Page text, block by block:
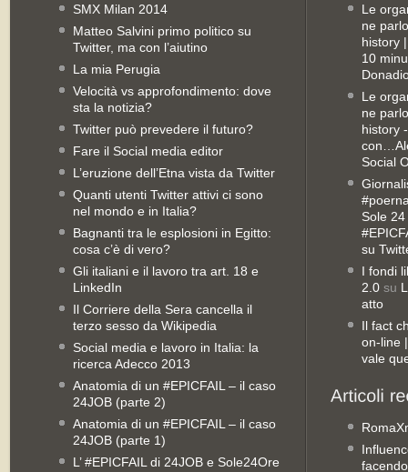
SMX Milan 2014
Matteo Salvini primo politico su
Twitter, ma con l’aiutino
La mia Perugia
Velocità vs approfondimento: dove
sta la notizia?
Twitter può prevedere il futuro?
Fare il Social media editor
L’eruzione dell’Etna vista da Twitter
Quanti utenti Twitter attivi ci sono
nel mondo e in Italia?
Bagnanti tra le esplosioni in Egitto:
cosa c’è di vero?
Gli italiani e il lavoro tra art. 18 e
LinkedIn
Il Corriere della Sera cancella il
terzo sesso da Wikipedia
Social media e lavoro in Italia: la
ricerca Adecco 2013
Anatomia di un #EPICFAIL – il caso
24JOB (parte 2)
Anatomia di un #EPICFAIL – il caso
24JOB (parte 1)
L’ #EPICFAIL di 24JOB e Sole24Ore
Le
ne
history
10
Le
ne
history
Social
Sole
su
I fondi
2.0 su
atto
Il fact
on-line
vale